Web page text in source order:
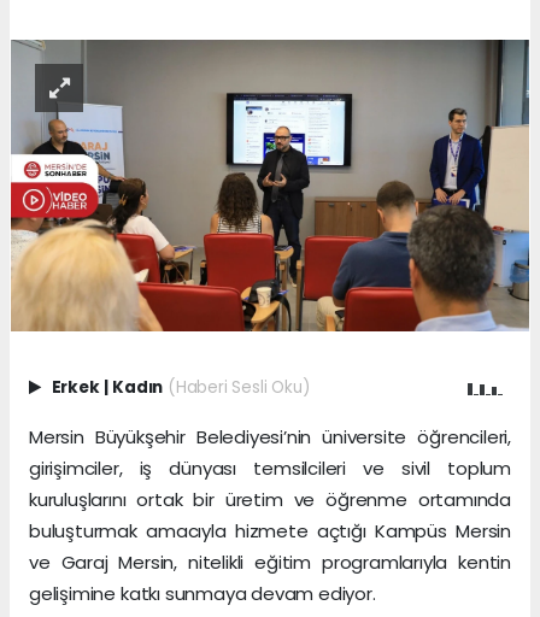
Erkek | Kadın (Haberi Sesli Oku)
Mersin Büyükşehir Belediyesi’nin üniversite öğrencileri,
girişimciler, iş dünyası temsilcileri ve sivil toplum
kuruluşlarını ortak bir üretim ve öğrenme ortamında
buluşturmak amacıyla hizmete açtığı Kampüs Mersin
ve Garaj Mersin, nitelikli eğitim programlarıyla kentin
gelişimine katkı sunmaya devam ediyor.